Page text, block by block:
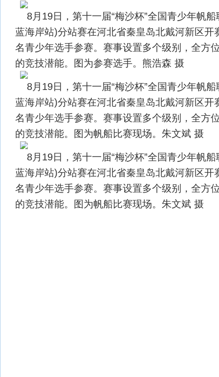
8月19日，第十一届“梅沙杯”全国青少年帆
蓝海岸站)分站赛在河北省秦皇岛北戴河新区开
名青少年选手参赛。赛事设置多个级别，全方
的竞技潜能。图为参赛选手。熊浩森 摄
8月19日，第十一届“梅沙杯”全国青少年帆
蓝海岸站)分站赛在河北省秦皇岛北戴河新区开
名青少年选手参赛。赛事设置多个级别，全方
的竞技潜能。图为帆船比赛现场。朱文斌 摄
8月19日，第十一届“梅沙杯”全国青少年帆
蓝海岸站)分站赛在河北省秦皇岛北戴河新区开
名青少年选手参赛。赛事设置多个级别，全方
的竞技潜能。图为帆船比赛现场。朱文斌 摄